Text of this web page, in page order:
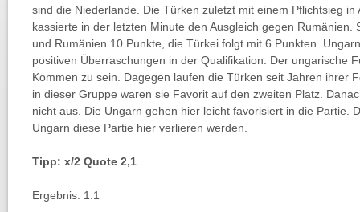
sind die Niederlande. Die Türken zuletzt mit einem Pflichtsieg in
kassierte in der letzten Minute den Ausgleich gegen Rumänien.
und Rumänien 10 Punkte, die Türkei folgt mit 6 Punkten.
positiven Überraschungen in der Qualifikation. Der ungarische
Kommen zu sein. Dagegen laufen die Türken seit Jahren ihrer
in dieser Gruppe waren sie Favorit auf den zweiten Platz.
nicht aus. Die Ungarn gehen hier leicht favorisiert in die Partie.
Ungarn diese Partie hier verlieren werden.
Tipp: x/2 Quote 2,1
Ergebnis: 1:1